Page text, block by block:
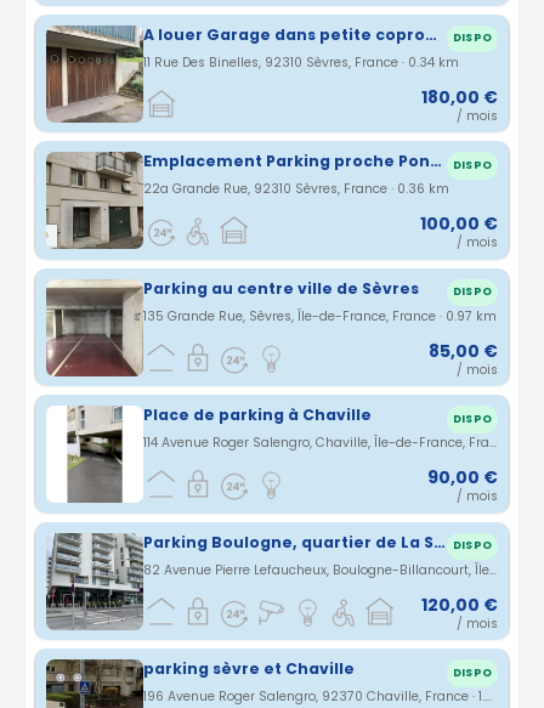
A louer Garage dans petite copropriété DISPO
11 Rue Des Binelles, 92310 Sèvres, France · 0.34 km
180,00 €
/ mois
Emplacement Parking proche Pont de Sèvres DISPO
22a Grande Rue, 92310 Sèvres, France · 0.36 km
100,00 €
/ mois
Parking au centre ville de Sèvres DISPO
135 Grande Rue, Sèvres, Île-de-France, France · 0.97 km
85,00 €
/ mois
Place de parking à Chaville DISPO
114 Avenue Roger Salengro, Chaville, Île-de-France, France · 1.39 km
90,00 €
/ mois
Parking Boulogne, quartier de La Seine Musicale, Trapèze DISPO
82 Avenue Pierre Lefaucheux, Boulogne-Billancourt, Île-de-France, France · 1.46 km
120,00 €
/ mois
parking sèvre et Chaville DISPO
196 Avenue Roger Salengro, 92370 Chaville, France · 1.46 km